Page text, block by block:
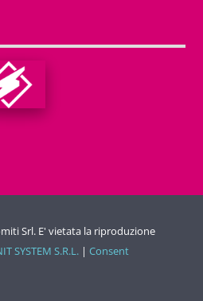
Srl. E' vietata la riproduzione
SYSTEM S.R.L. | Consent